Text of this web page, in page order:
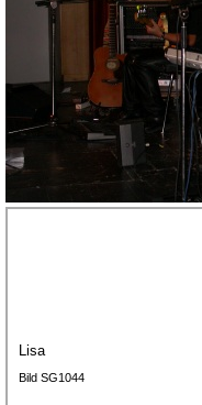
Lisa
Bild SG1044